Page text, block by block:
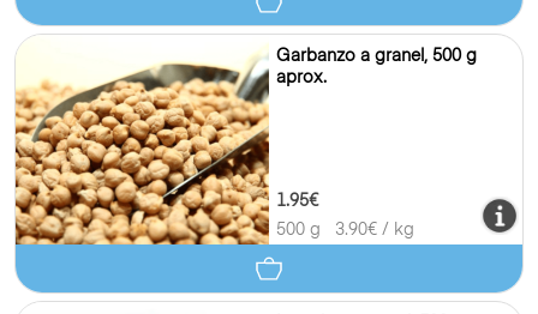
Garbanzo a granel, 500 g
aprox.
1.95€
500 g
3.90€ / kg